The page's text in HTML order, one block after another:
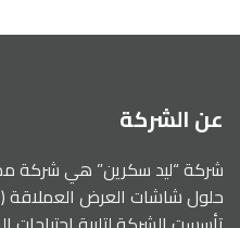
عن الشركة
شركة “ليد سكرين” هي شركة